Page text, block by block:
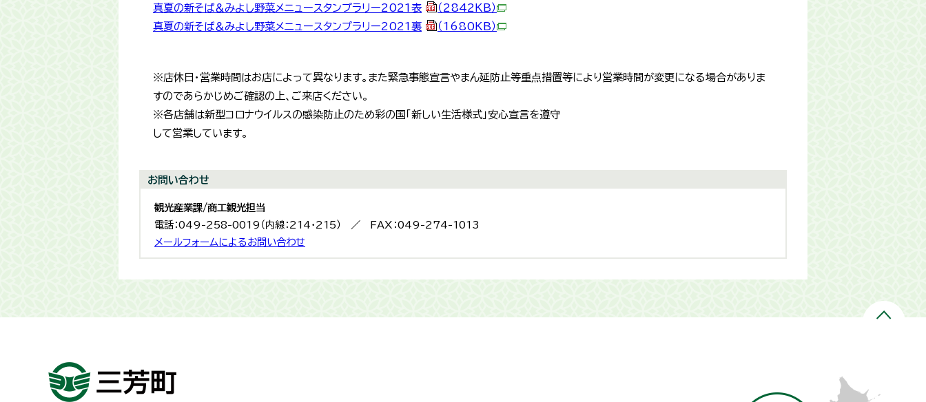
真夏の新そば＆みよし野菜メニュースタンプラリー2021表
（2842KB）
真夏の新そば＆みよし野菜メニュースタンプラリー2021裏
（1680KB）
※店休日・営業時間はお店によって異なります。また緊急事態宣言やまん延防止等重点措置等により営業時間が変更になる場合がありま
すのであらかじめご確認の上、ご来店ください。
※各店舗は新型コロナウイルスの感染防止のため彩の国「新しい生活様式」安心宣言を遵守
して営業しています。
お問い合わせ
観光産業課/商工観光担当
電話：049-258-0019（内線：214・215） ／ FAX：049-274-1013
メールフォームによるお問い合わせ